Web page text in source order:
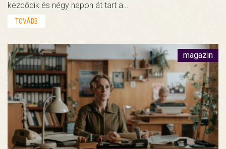
kezdődik és négy napon át tart a…
TOVÁBB
magazin